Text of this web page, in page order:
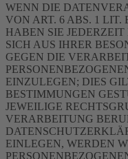
WENN DIE
VON ART. 6 ABS. 1 LIT.
HABEN SIE
SICH AUS IHRER
GEGEN DIE
EINZULEGEN; DIES
BESTIMMUNGEN
JEWEILIGE
VERARBEITUNG
EINLEGEN, WERDEN